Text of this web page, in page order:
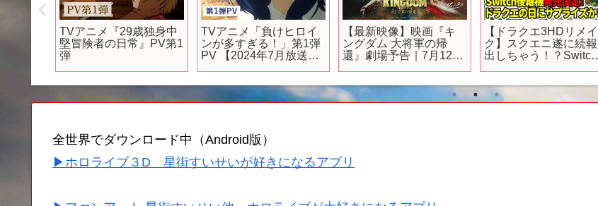
TVアニメ『29歳独身中
堅冒険者の日常』PV第1
弾
TVアニメ「負けヒロイ
ンが多すぎる！」第1弾
PV 【2024年7月放送開
【最新映像】映画『キ
ングダム 大将軍の帰
還』劇場予告｜7月12日
【ドラクエ3HDリメイ
ク】スクエニ遂に続報
出しちゃう！？Switch
ズ！？
全世界でダウンロード中（Android版）
▶ホロライブ３D 星街すいせいが好きになるアプリ